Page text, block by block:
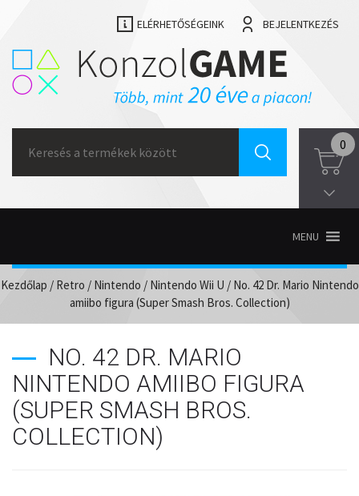
ELÉRHETŐSÉGEINK BEJELENTKEZÉS
for:
0
MENU
Kezdőlap / Retro / Nintendo / Nintendo Wii U / No. 42 Dr. Mario Nintendo
amiibo figura (Super Smash Bros. Collection)
NO. 42 DR. MARIO
NINTENDO AMIIBO FIGURA
(SUPER SMASH BROS.
COLLECTION)